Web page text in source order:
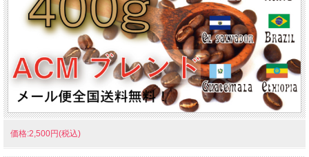
価格:2,500円(税込)